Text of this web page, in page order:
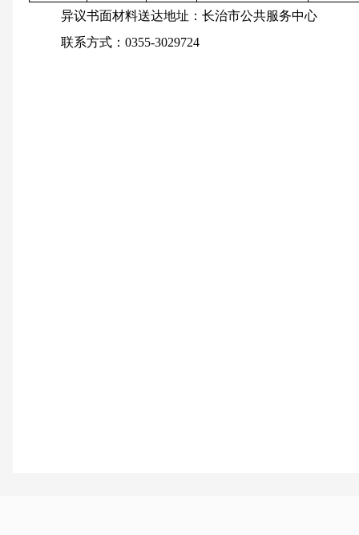
异议书面材料送达地址：长治市公共服务中心
联系方式： 0355-3029724